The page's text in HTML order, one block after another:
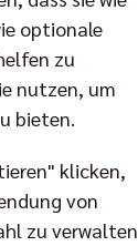
optionale
zu
nutzen, um
bieten.
klicken,
von
zu verwalten